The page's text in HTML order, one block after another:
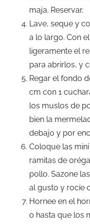
maja. Reservar.
Lave, seque y
a lo largo. Con
ligeramente el
para abrirlos, y
Regar el fondo
cm con 1
los muslos de
bien la
debajo y por
Coloque las
ramitas de
pollo. Sazone
al gusto y rocíe
Hornee en el
o hasta que los